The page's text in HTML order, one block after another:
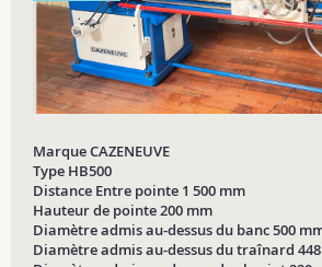
Marque CAZENEUVE
Type HB500
Distance Entre pointe 1 500 mm
Hauteur de pointe 200 mm
Diamètre admis au-dessus du banc 500
Diamètre admis au-dessus du traînard